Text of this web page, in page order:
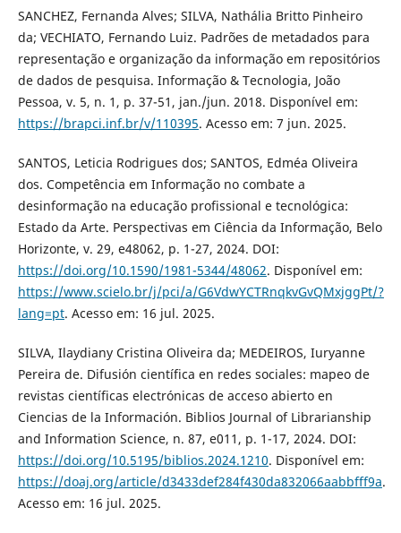
SANCHEZ, Fernanda Alves; SILVA, Nathália Britto Pinheiro
da; VECHIATO, Fernando Luiz. Padrões de metadados para
representação e organização da informação em repositórios
de dados de pesquisa. Informação & Tecnologia, João
Pessoa, v. 5, n. 1, p. 37-51, jan./jun. 2018. Disponível em:
https://brapci.inf.br/v/110395. Acesso em: 7 jun. 2025.
SANTOS, Leticia Rodrigues dos; SANTOS, Edméa Oliveira
dos. Competência em Informação no combate a
desinformação na educação profissional e tecnológica:
Estado da Arte. Perspectivas em Ciência da Informação, Belo
Horizonte, v. 29, e48062, p. 1-27, 2024. DOI:
https://doi.org/10.1590/1981-5344/48062. Disponível em:
https://www.scielo.br/j/pci/a/G6VdwYCTRnqkvGvQMxjggPt/?
lang=pt. Acesso em: 16 jul. 2025.
SILVA, Ilaydiany Cristina Oliveira da; MEDEIROS, Iuryanne
Pereira de. Difusión científica en redes sociales: mapeo de
revistas científicas electrónicas de acceso abierto en
Ciencias de la Información. Biblios Journal of Librarianship
and Information Science, n. 87, e011, p. 1-17, 2024. DOI:
https://doi.org/10.5195/biblios.2024.1210. Disponível em:
https://doaj.org/article/d3433def284f430da832066aabbfff9a.
Acesso em: 16 jul. 2025.